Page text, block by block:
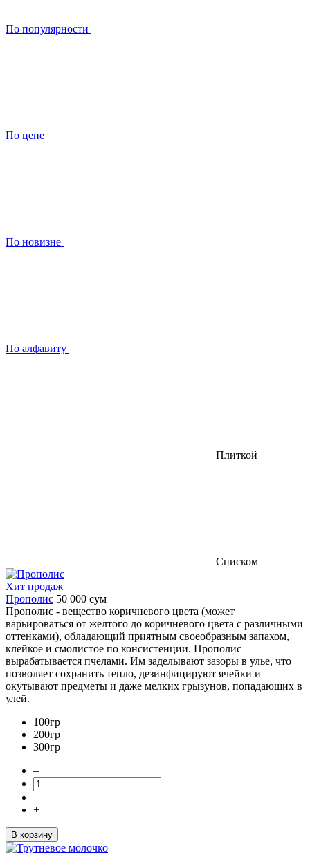
По популярности
По цене
По новизне
По алфавиту
Плиткой
Списком
Хит продаж
Прополис 50 000 сум
Прополис - вещество коричневого цвета (может
варьироваться от желтого до коричневого цвета с различными
оттенками), обладающий приятным своеобразным запахом,
клейкое и смолистое по консистенции. Прополис
вырабатывается пчелами. Им заделывают зазоры в улье, что
позволяет сохранить тепло, дезинфицируют ячейки и
окутывают предметы и даже мелких грызунов, попадающих в
улей.
100гр
200гр
300гр
–
+
В корзину